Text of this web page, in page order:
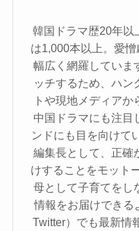
韓国ドラマ歴20年以
は1,000本以上。愛
幅広く網羅していま
ッチするため、ハン
トや現地メディア
中国ドラマにも注目
ンドにも目を向けて
編集長として、正確
けすることをモット
母として子育てをし
情報をお届けできる
Twitter）でも最新情